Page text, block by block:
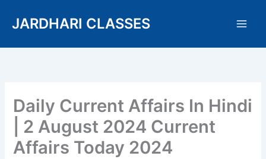
JARDHARI CLASSES
Daily Current Affairs In Hindi
| 2 August 2024 Current
Affairs Today 2024